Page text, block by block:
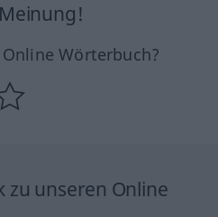
Wörterbuch?
zu unseren Online